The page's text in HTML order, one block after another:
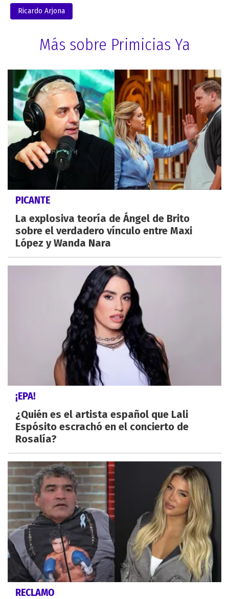
Ricardo Arjona
Más sobre Primicias Ya
PICANTE
La explosiva teoría de Ángel de Brito
sobre el verdadero vínculo entre Maxi
López y Wanda Nara
¡EPA!
¿Quién es el artista español que Lali
Espósito escrachó en el concierto de
Rosalía?
RECLAMO